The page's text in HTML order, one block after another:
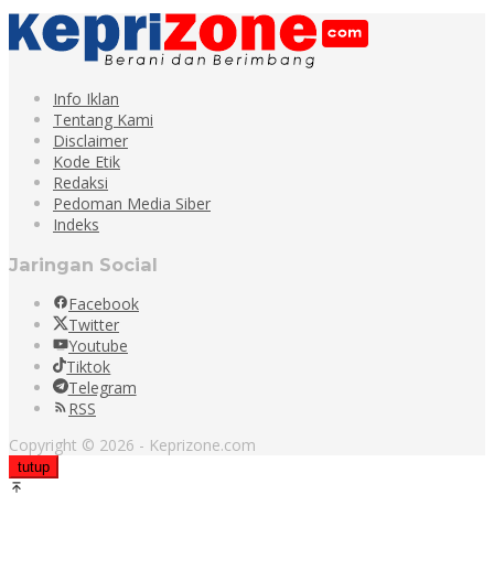
Info Iklan
Tentang Kami
Disclaimer
Kode Etik
Redaksi
Pedoman Media Siber
Indeks
Jaringan Social
Facebook
Twitter
Youtube
Tiktok
Telegram
RSS
Copyright © 2026 - Keprizone.com
tutup